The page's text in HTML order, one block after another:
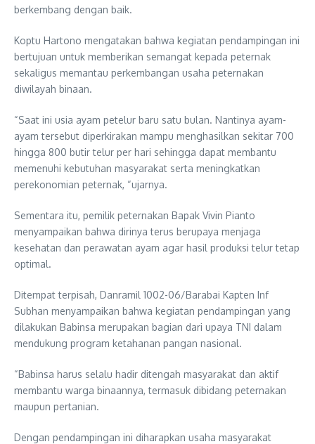
berkembang dengan baik.
Koptu Hartono mengatakan bahwa kegiatan pendampingan ini
bertujuan untuk memberikan semangat kepada peternak
sekaligus memantau perkembangan usaha peternakan
diwilayah binaan.
“Saat ini usia ayam petelur baru satu bulan. Nantinya ayam-
ayam tersebut diperkirakan mampu menghasilkan sekitar 700
hingga 800 butir telur per hari sehingga dapat membantu
memenuhi kebutuhan masyarakat serta meningkatkan
perekonomian peternak, “ujarnya.
Sementara itu, pemilik peternakan Bapak Vivin Pianto
menyampaikan bahwa dirinya terus berupaya menjaga
kesehatan dan perawatan ayam agar hasil produksi telur tetap
optimal.
Ditempat terpisah, Danramil 1002-06/Barabai Kapten Inf
Subhan menyampaikan bahwa kegiatan pendampingan yang
dilakukan Babinsa merupakan bagian dari upaya TNI dalam
mendukung program ketahanan pangan nasional.
“Babinsa harus selalu hadir ditengah masyarakat dan aktif
membantu warga binaannya, termasuk dibidang peternakan
maupun pertanian.
Dengan pendampingan ini diharapkan usaha masyarakat